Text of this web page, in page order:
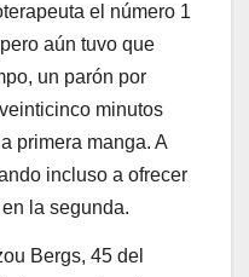
el número 1
aún tuvo que
un parón por
minutos
primera manga. A
incluso a ofrecer
la segunda.
Bergs, 45 del